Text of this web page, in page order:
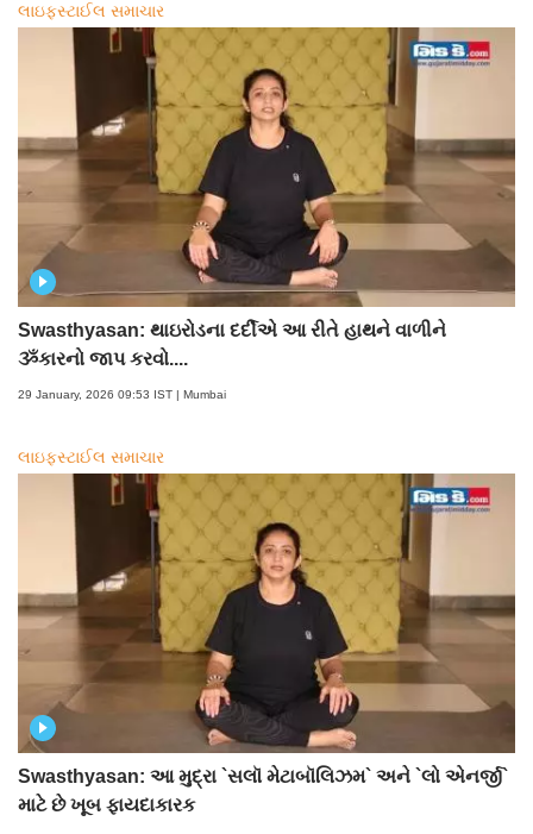
લાઇફસ્ટાઈલ સમાચાર
Swasthyasan: થાઇરોડના દર્દીએ આ રીતે હાથને વાળીને
ૐકારનો જાપ કરવો....
29 January, 2026 09:53 IST | Mumbai
લાઇફસ્ટાઈલ સમાચાર
Swasthyasan: આ મુદ્રા `સલૉ મેટાબૉલિઝમ` અને `લો એનર્જી`
માટે છે ખૂબ ફાયદાકારક